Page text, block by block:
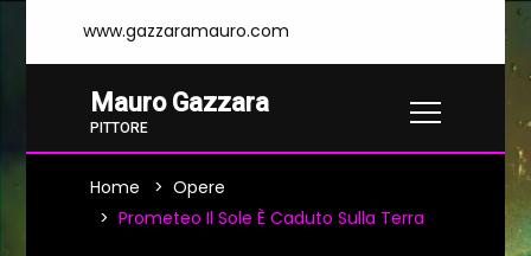
www.gazzaramauro.com
Mauro Gazzara
PITTORE
Home
Opere
Prometeo Il Sole È Caduto Sulla Terra